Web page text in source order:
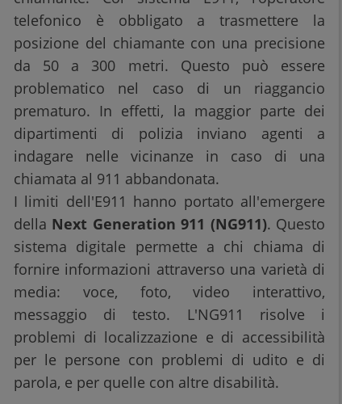
telefonico è obbligato a trasmettere la
posizione del chiamante con una precisione
da 50 a 300 metri. Questo può essere
problematico nel caso di un riaggancio
prematuro. In effetti, la maggior parte dei
dipartimenti di polizia inviano agenti a
indagare nelle vicinanze in caso di una
chiamata al 911 abbandonata.
I limiti dell'E911 hanno portato all'emergere
della Next Generation 911 (NG911). Questo
sistema digitale permette a chi chiama di
fornire informazioni attraverso una varietà di
media: voce, foto, video interattivo,
messaggio di testo. L'NG911 risolve i
problemi di localizzazione e di accessibilità
per le persone con problemi di udito e di
parola, e per quelle con altre disabilità.